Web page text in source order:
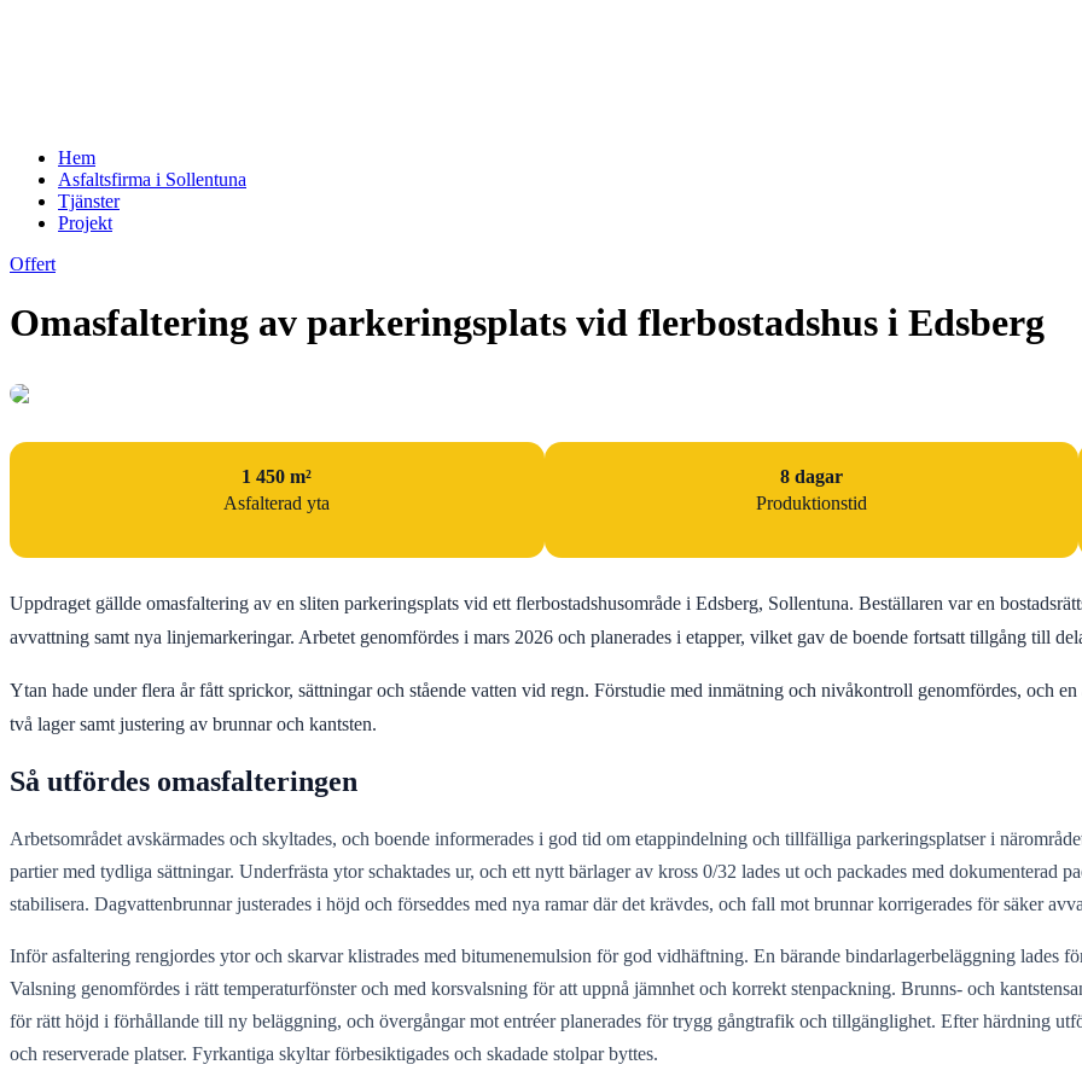
Hem
Asfaltsfirma i Sollentuna
Tjänster
Projekt
Offert
Omasfaltering av parkeringsplats vid flerbostadshus i Edsberg
1 450 m²
Asfalterad yta
8 dagar
Produktionstid
Uppdraget gällde omasfaltering av en sliten parkeringsplats vid ett flerbostadshusområde i Edsberg, Sollentuna. Beställaren var en
avvattning samt nya linjemarkeringar. Arbetet genomfördes i mars 2026 och planerades i etapper, vilket gav de boende fortsatt tillgång till
Ytan hade under flera år fått sprickor, sättningar och stående vatten vid regn. Förstudie med inmätning och nivåkontroll genomfördes, och
två lager samt justering av brunnar och kantsten.
Så utfördes omasfalteringen
Arbetsområdet avskärmades och skyltades, och boende informerades i god tid om etappindelning och tillfälliga parkeringsplatser i
partier med tydliga sättningar. Underfrästa ytor schaktades ur, och ett nytt bärlager av kross 0/32 lades ut och packades med dokumenterad
stabilisera. Dagvattenbrunnar justerades i höjd och förseddes med nya ramar där det krävdes, och fall mot brunnar korrigerades för säker
Inför asfaltering rengjordes ytor och skarvar klistrades med bitumenemulsion för god vidhäftning. En bärande bindarlagerbeläggning lades
Valsning genomfördes i rätt temperaturfönster och med korsvalsning för att uppnå jämnhet och korrekt stenpackning. Brunns- och
för rätt höjd i förhållande till ny beläggning, och övergångar mot entréer planerades för trygg gångtrafik och tillgänglighet. Efter härdning
och reserverade platser. Fyrkantiga skyltar förbesiktigades och skadade stolpar byttes.